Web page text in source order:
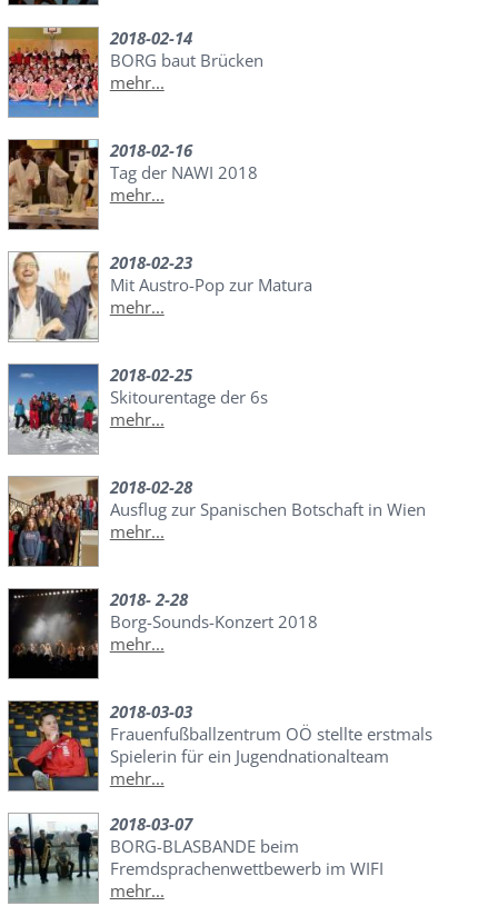
2018-02-14
BORG baut Brücken
mehr...
2018-02-16
Tag der NAWI 2018
mehr...
2018-02-23
Mit Austro-Pop zur Matura
mehr...
2018-02-25
Skitourentage der 6s
mehr...
2018-02-28
Ausflug zur Spanischen Botschaft in Wien
mehr...
2018- 2-28
Borg-Sounds-Konzert 2018
mehr...
2018-03-03
Frauenfußballzentrum OÖ stellte erstmals
Spielerin für ein Jugendnationalteam
mehr...
2018-03-07
BORG-BLASBANDE beim
Fremdsprachenwettbewerb im WIFI
mehr...